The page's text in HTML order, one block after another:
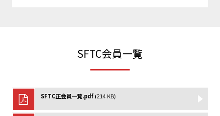
https://www.sekisho.co.jp/
https://npo-sam.org/
https://www.jtu.or.jp/
http://netball.jp/
SFTC会員一覧
SFTC正会員一覧.pdf(214 KB)